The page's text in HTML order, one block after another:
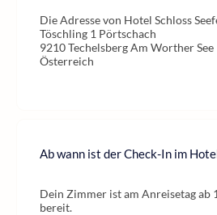
Die Adresse von Hotel Schloss
Töschling 1 Pörtschach
9210 Techelsberg Am Worther See
Österreich
Ab wann ist der Check-In im
Dein Zimmer ist am Anreisetag ab
bereit.